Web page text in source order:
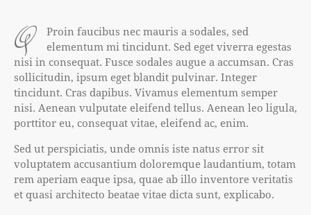
q
Proin faucibus nec mauris a sodales, sed
elementum mi tincidunt. Sed eget viverra egestas
nisi in consequat. Fusce sodales augue a accumsan. Cras
sollicitudin, ipsum eget blandit pulvinar. Integer
tincidunt. Cras dapibus. Vivamus elementum semper
nisi. Aenean vulputate eleifend tellus. Aenean leo ligula,
porttitor eu, consequat vitae, eleifend ac, enim.
Sed ut perspiciatis, unde omnis iste natus error sit
voluptatem accusantium doloremque laudantium, totam
rem aperiam eaque ipsa, quae ab illo inventore veritatis
et quasi architecto beatae vitae dicta sunt, explicabo.